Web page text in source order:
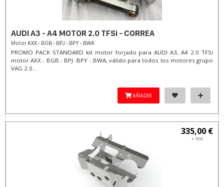
AUDI A3 - A4 MOTOR 2.0 TFSi - CORREA
Motor AXX - BGB - BPJ - BPY - BWA
PROMO PACK STANDARD kit motor forjado para AUDI A3, A4 2.0 TFSi
motor AXX - BGB - BPJ -BPY - BWA, válido para todos los motores grupo
VAG 2.0...
AÑADIR
335,00 €
+ IVA